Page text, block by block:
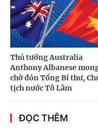
Thủ tướng Australia
Anthony Albanese
chờ đón Tổng Bí thư,
tịch nước Tô Lâm
ĐỌC THÊM